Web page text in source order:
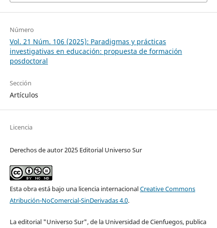
Número
Vol. 21 Núm. 106 (2025): Paradigmas y prácticas
investigativas en educación: propuesta de formación
posdoctoral
Sección
Artículos
Licencia
Derechos de autor 2025 Editorial Universo Sur
Esta obra está bajo una licencia internacionalCreative Commons
Atribución-NoComercial-SinDerivadas 4.0.
La editorial "Universo Sur", de la Universidad de Cienfuegos, publica